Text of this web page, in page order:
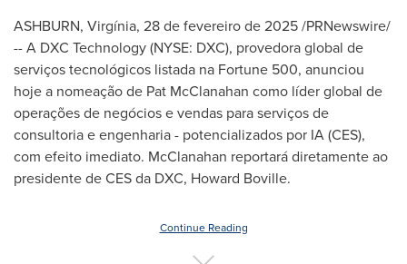
ASHBURN, Virgínia, 28 de fevereiro de 2025/PRNewswire/
-- A DXC Technology (NYSE: DXC), provedora global de
serviços tecnológicos listada na Fortune 500, anunciou
hoje a nomeação de Pat McClanahan como líder global de
operações de negócios e vendas para serviços de
consultoria e engenharia - potencializados por IA (CES),
com efeito imediato. McClanahan reportará diretamente ao
presidente de CES da DXC, Howard Boville.
Continue Reading